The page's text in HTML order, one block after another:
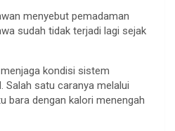
menyebut pemadaman
sudah tidak terjadi lagi sejak
kondisi sistem
Salah satu caranya melalui
bara dengan kalori menengah